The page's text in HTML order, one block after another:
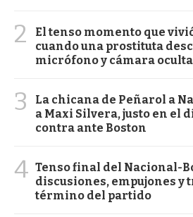
2
El tenso momento que
cuando una prostituta
micrófono y cámara oculta
3
La chicana de Peñarol a
a Maxi Silvera, justo en el
contra ante Boston
4 Tenso final del Nacional-
discusiones, empujones y
término del partido